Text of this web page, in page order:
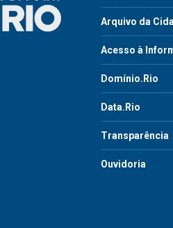
Arquivo da
Acesso à
Domínio.Rio
Data.Rio
Transparência
Ouvidoria